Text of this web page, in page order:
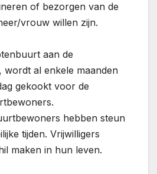
of bezorgen van de
vrouw willen zijn.
aan de
wordt al enkele maanden
gekookt voor de
hebben steun
tijden. Vrijwilligers
maken in hun leven.